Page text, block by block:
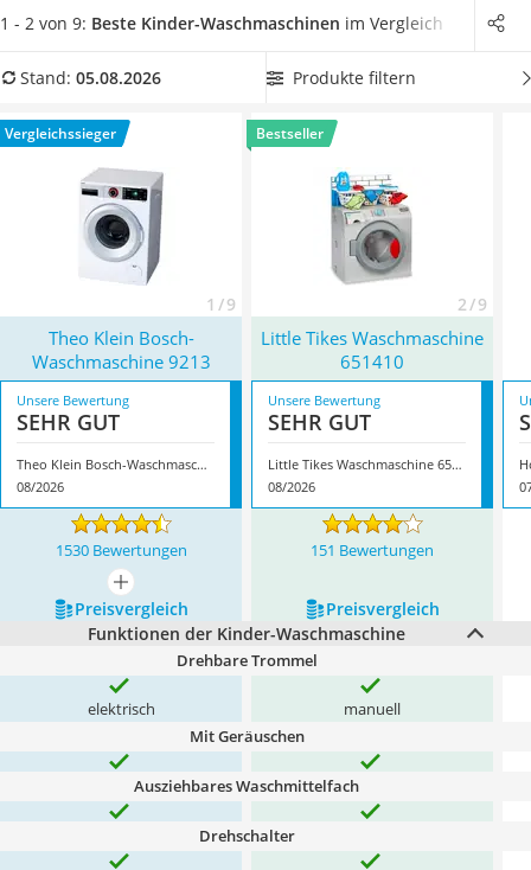
Barfußschuhe Kinder
Kinder-Mikroskop
Ferngesteuerter Hubschrauber
Service
Kinderküchengibt esin verschiedenen Größen und aus den
Vergleichstabelle finden Sie Kinder-Waschmaschinen
authentisches Spielerlebnis zu sorgen. Überzeugt hat uns
hier im August 2026 besonders das Modell
Waschmaschine 9213
mit seinen Eigenschaften.
1 - 2 von 9: Beste Kinder-Waschmaschinen im Vergleich
Stand: 05.08.2026 Produkte filtern
Vergleichssieger
1 / 9
Bestseller
2 / 9
Theo Klein Bosch-
Waschmaschine 9213
Little Tikes Waschmaschine
651410
Unsere Bewertung
SEHR GUT
Theo Klein Bosch-Waschmaschine 9213
08/2026
Unsere Bewertung
SEHR GUT
Little Tikes Waschmaschine 651410
08/2026
1530 Bewertungen 151 Bewertungen
mehr anzeigen
Preis­vergleich
Preis­vergleich
Funktionen der Kinder-Waschmaschine
Drehbare Trommel
elektrisch manuell
Mit Geräuschen
Ausziehbares Waschmittelfach
Drehschalter